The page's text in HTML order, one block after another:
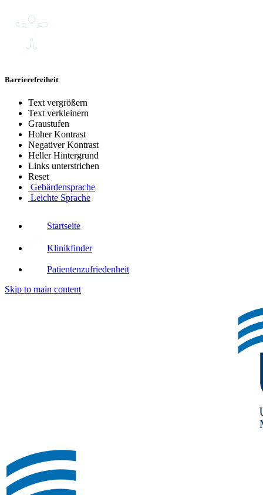
Barrierefreiheit
Text vergrößern
Text verkleinern
Graustufen
Hoher Kontrast
Negativer Kontrast
Heller Hintergrund
Links unterstrichen
Reset
Gebärdensprache
Leichte Sprache
Startseite
Klinikfinder
Patientenzufriedenheit
Skip to main content